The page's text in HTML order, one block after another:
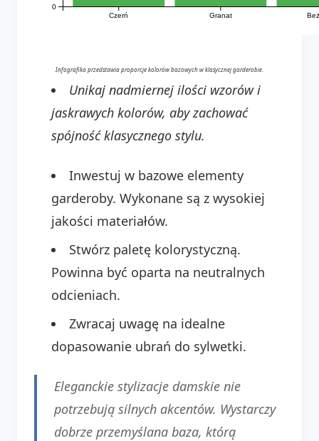
Czerń Granat
0
Infografika przedstawia proporcje kolorów bazowych w klasycznej garderobie.
Unikaj nadmiernej ilości wzorów i
jaskrawych kolorów, aby zachować
spójność klasycznego stylu.
Inwestuj w bazowe elementy
garderoby. Wykonane są z wysokiej
jakości materiałów.
Stwórz paletę kolorystyczną.
Powinna być oparta na neutralnych
odcieniach.
Zwracaj uwagę na idealne
dopasowanie ubrań do sylwetki.
Eleganckie stylizacje damskie nie
potrzebują silnych akcentów. Wystarczy
dobrze przemyślana baza, którą